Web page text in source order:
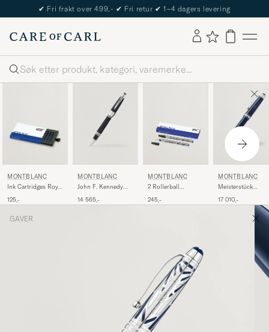
✔ Fri frakt over 499,- ✔ Fri retur ✔ 1–4 dagers levering
Søk
MONTBLANC
Ink Cartridges Royal
125,-
MONTBLANC
John F. Kennedy
Rollerball Blue
14 565,-
MONTBLANC
2 Rollerball
Royal Blue
245,-
MONTBLANC
Meisterstück
LeGrand F Blue
17 010,-
GAVER